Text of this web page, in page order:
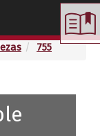
755